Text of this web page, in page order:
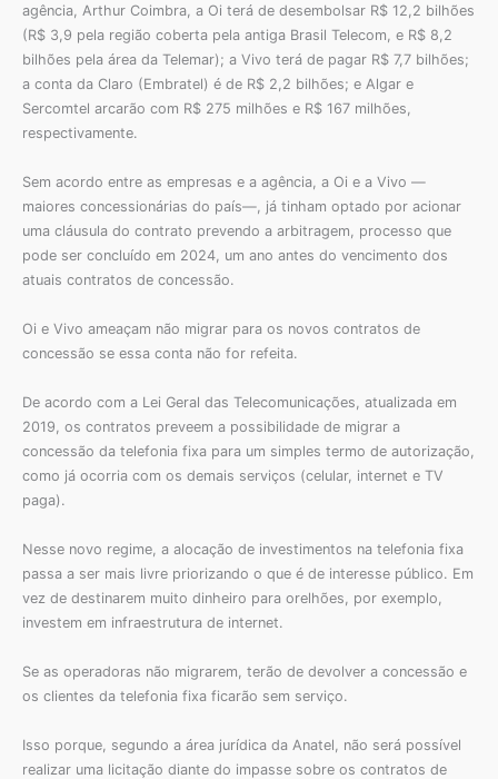
agência, Arthur Coimbra, a Oi terá de desembolsar R$ 12,2 bilhões
(R$ 3,9 pela região coberta pela antiga Brasil Telecom, e R$ 8,2
bilhões pela área da Telemar); a Vivo terá de pagar R$ 7,7 bilhões;
a conta da Claro (Embratel) é de R$ 2,2 bilhões; e Algar e
Sercomtel arcarão com R$ 275 milhões e R$ 167 milhões,
respectivamente.
Sem acordo entre as empresas e a agência, a Oi e a Vivo —
maiores concessionárias do país—, já tinham optado por acionar
uma cláusula do contrato prevendo a arbitragem, processo que
pode ser concluído em 2024, um ano antes do vencimento dos
atuais contratos de concessão.
Oi e Vivo ameaçam não migrar para os novos contratos de
concessão se essa conta não for refeita.
De acordo com a Lei Geral das Telecomunicações, atualizada em
2019, os contratos preveem a possibilidade de migrar a
concessão da telefonia fixa para um simples termo de autorização,
como já ocorria com os demais serviços (celular, internet e TV
paga).
Nesse novo regime, a alocação de investimentos na telefonia fixa
passa a ser mais livre priorizando o que é de interesse público. Em
vez de destinarem muito dinheiro para orelhões, por exemplo,
investem em infraestrutura de internet.
Se as operadoras não migrarem, terão de devolver a concessão e
os clientes da telefonia fixa ficarão sem serviço.
Isso porque, segundo a área jurídica da Anatel, não será possível
realizar uma licitação diante do impasse sobre os contratos de